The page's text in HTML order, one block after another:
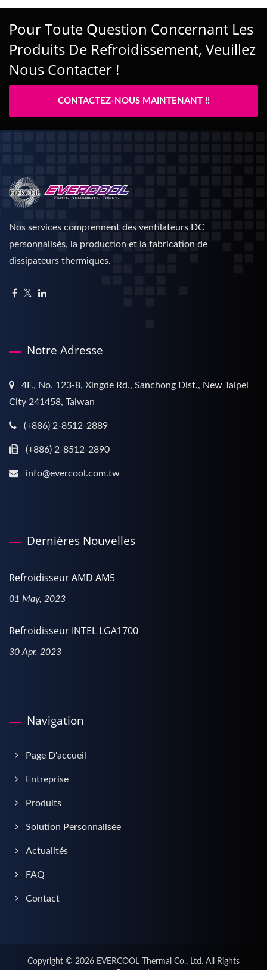
Pour Toute Question Concernant Les
Produits De Refroidissement, Veuillez
Nous Contacter !
CONTACTEZ-NOUS MAINTENANT !!
Nos services comprennent des ventilateurs DC
personnalisés, la production et la fabrication de
dissipateurs thermiques.
Notre Adresse
4F., No. 123-8, Xingde Rd., Sanchong Dist., New Taipei
City 241458, Taiwan
(+886) 2-8512-2889
(+886) 2-8512-2890
info@evercool.com.tw
Dernières Nouvelles
Refroidisseur AMD AM5
01 May, 2023
Refroidisseur INTEL LGA1700
30 Apr, 2023
Navigation
Page D'accueil
Entreprise
Produits
Solution Personnalisée
Actualités
FAQ
Contact
Copyright © 2026 EVERCOOL Thermal Co., Ltd. All Rights